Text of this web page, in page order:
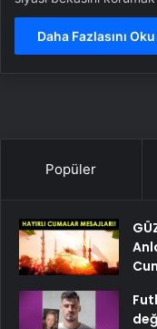
Daha Fazlasını
Popüler